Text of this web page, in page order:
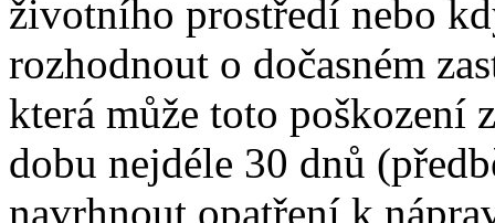
životního prostředí nebo
rozhodnout o dočasném
která může toto poškození
dobu nejdéle 30 dnů
navrhnout opatření k